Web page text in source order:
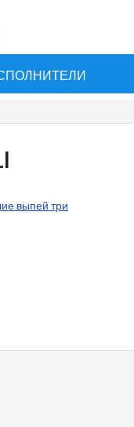
выпей три